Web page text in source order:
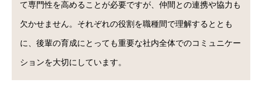
て専門性を高めることが必要ですが、仲間との連携や協力も
欠かせません。それぞれの役割を職種間で理解するととも
に、後輩の育成にとっても重要な社内全体でのコミュニケー
ションを大切にしています。